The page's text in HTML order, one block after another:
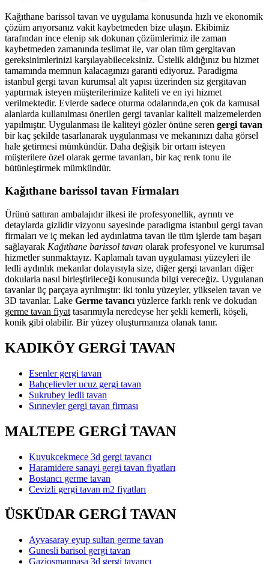
Kağıthane barissol tavan ve uygulama konusunda hızlı ve ekonomik
çözüm arıyorsanız vakit kaybetmeden bize ulaşın. Ekibimiz
tarafından ince elenip sık dokunan çözümlerimiz ile zaman
kaybetmeden zamanında teslimat ile, var olan tüm gergitavan
gereksinimlerinizi karşılayabileceksiniz. Üstelik aldığınız bu hizmet
tamamında memnun kalacagınızı garanti ediyoruz. Paradigma
istanbul gergi tavan kurumsal alt yapısı üzerinden siz gergitavan
yaptırmak isteyen müşterilerimize kaliteli ve en iyi hizmet
verilmektedir. Evlerde sadece oturma odalarında,en çok da kamusal
alanlarda kullanılması önerilen gergi tavanlar kaliteli malzemelerden
yapılmıştır. Uygulanması ile kaliteyi gözler önüne seren gergi tavan
bir kaç şekilde tasarlanarak uygulanması ve mekanınızı daha görsel
hale getirmesi mümkündür. Daha değişik bir ortam isteyen
müşterilere özel olarak germe tavanları, bir kaç renk tonu ile
bütünleştirmek mümkündür.
Kağıthane barissol tavan Firmaları
Ürünü sattıran ambalajıdır ilkesi ile profesyonellik, ayrıntı ve
detaylarda gizlidir vizyonu sayesinde paradigma istanbul gergi tavan
firmaları ve iç mekan led aydınlatma tavan ile tüm işlerde tam başarı
sağlayarak Kağıthane barissol tavan olarak profesyonel ve kurumsal
hizmetler sunmaktayız. Kaplamalı tavan uygulaması yüzeyleri ile
ledli aydınlık mekanlar dolayısıyla size, diğer gergi tavanları diğer
dokularla nasıl birleştirileceği konusunda bilgi vereceğiz. Uygulanan
tavanlar üç parçaya ayrılmıştır: iki tonlu yüzeyler, yükselen tavan ve
3D tavanlar. Lake Germe tavancı yüzlerce farklı renk ve dokudan
germe tavan fiyat tasarımıyla neredeyse her şekli kemerli, köşeli,
konik gibi olabilir. Bir yüzey oluşturmanıza olanak tanır.
KADIKÖY GERGİ TAVAN
Esenler gergi tavan
Bahçelievler ucuz gergi tavan
Sukrubey ledli tavan
Sırınevler gergi tavan firması
MALTEPE GERGİ TAVAN
Kuvukcekmece 3d gergi tavancı
Haramidere sanayi gergi tavan fiyatları
Bostancı germe tavan
Cevizli gergi tavan m2 fiyatları
ÜSKÜDAR GERGİ TAVAN
Ayvasaray eyup sultan germe tavan
Gunesli barisol gergi tavan
Gaziosmanpaşa 3d gergi tavancı